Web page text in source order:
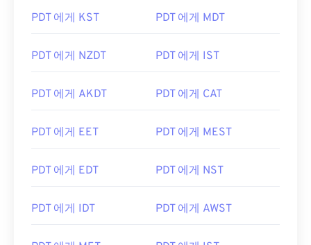
PDT 에게 KST PDT 에게 MDT
PDT 에게 NZDT PDT 에게 IST
PDT 에게 AKDT PDT 에게 CAT
PDT 에게 EET PDT 에게 MEST
PDT 에게 EDT PDT 에게 NST
PDT 에게 IDT PDT 에게 AWST